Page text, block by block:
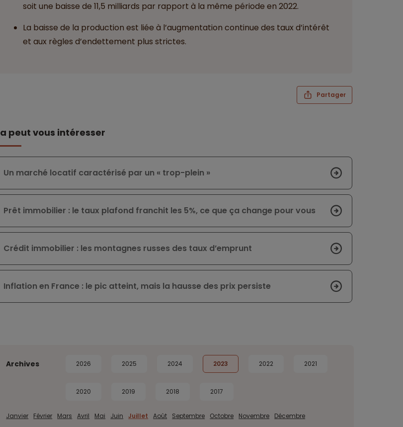
soit une baisse de 11,5 milliards par rapport à la même période en 2022.
La baisse de la production est liée à l’augmentation continue des taux d’intérêt
et aux règles d’endettement plus strictes.
Partager
Ça peut vous intéresser
Un marché locatif caractérisé par un « trop-plein »
Prêt immobilier : le taux plafond franchit les 5%, ce que ça change pour vous
Crédit immobilier : les montagnes russes des taux d’emprunt
Inflation en France : le pic atteint, mais la hausse des prix persiste
Archives 2026 2025 2024 2023 2022 2021
2020 2019 2018 2017
Janvier Février Mars Avril Mai Juin Juillet Août Septembre Octobre Novembre Décembre